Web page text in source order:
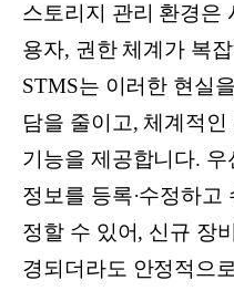
스토리지 관리 환경은
용자, 권한 체계가 복
STMS는 이러한 현실
담을 줄이고, 체계적
기능을 제공합니다.
정보를 등록·수정하고
정할 수 있어, 신규 장
경되더라도 안정적으